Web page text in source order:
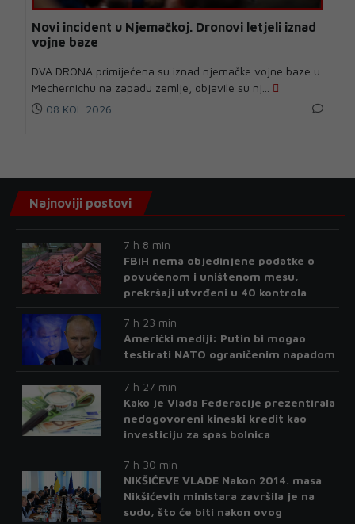
Novi incident u Njemačkoj. Dronovi letjeli iznad
vojne baze
DVA DRONA primijećena su iznad njemačke vojne baze u
Mechernichu na zapadu zemlje, objavile su nj...
08 KOL 2026
Najnoviji postovi
7 h 8 min
FBiH nema objedinjene podatke o
povučenom i uništenom mesu,
prekršaji utvrđeni u 40 kontrola
7 h 23 min
Američki mediji: Putin bi mogao
testirati NATO ograničenim napadom
7 h 27 min
Kako je Vlada Federacije prezentirala
nedogovoreni kineski kredit kao
investiciju za spas bolnica
7 h 30 min
NIKŠIĆEVE VLADE Nakon 2014. masa
Nikšićevih ministara završila je na
sudu, što će biti nakon ovog